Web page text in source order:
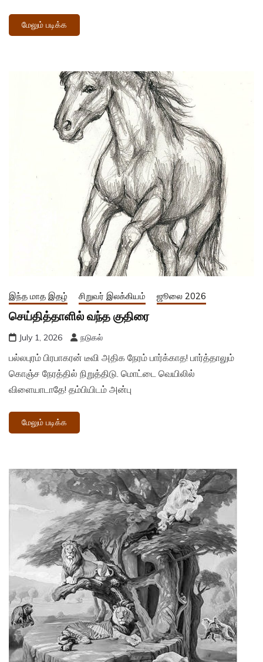
மேலும் படிக்க
இந்த மாத இதழ் சிறுவர் இலக்கியம் ஜூலை 2026
செய்தித்தாளில் வந்த குதிரை
July 1, 2026 நடுகல்
பல்லபுரம் பிரபாகரன் டீவி அதிக நேரம் பார்க்காத! பார்த்தாலும்
கொஞ்ச நேரத்தில் நிறுத்திடு. மொட்டை வெயிலில்
விளையாடாதே! தம்பியிடம் அன்பு
மேலும் படிக்க